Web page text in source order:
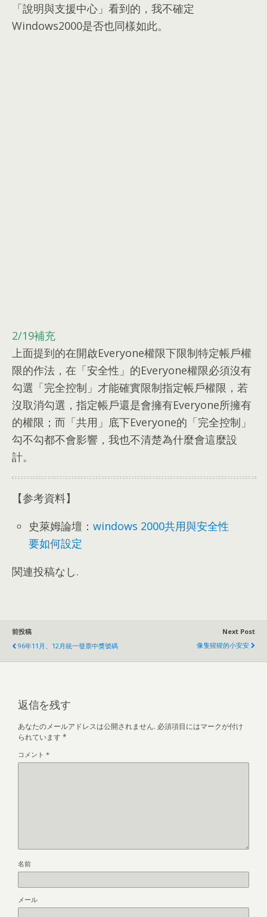
「說明與支援中心」看到的 ， 我不確定
Windows2000是否也同樣如此。
2/19補充
上面提到的在開啟Everyone權限下限制特定帳戶權
限的作法 ， 在「安全性」的Everyone權限必須沒有
勾選「完全控制」才能確實限制指定帳戶權限 ， 若
沒取消勾選 ， 指定帳戶還是會擁有Everyone所擁有
的權限 ； 而「共用」底下Everyone的「完全控制」
勾不勾都不會影響 ， 我也不清楚為什麼會這麼設
計。
【参考資料】
史萊姆論壇 ：windows 2000共用與安全性
要如何設定
関連投稿なし.
前投稿
96年11月 、12月統一發票中獎號碼
Next Post
像隻猩猩的小安安
返信を残す
あなたのメールアドレスは公開されません. 必須項目にはマークが付け
られています *
コメント *
名前
メール